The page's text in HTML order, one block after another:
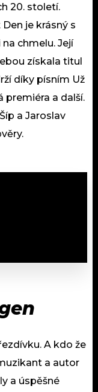
20. století.
je krásný s
chmelu. Její
získala titul
díky písním Už
premiéra a další.
a Jaroslav
A kdo že
a autor
a úspěšné